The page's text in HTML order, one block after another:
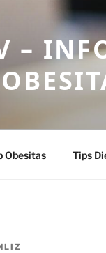
–
Obesitas Tips